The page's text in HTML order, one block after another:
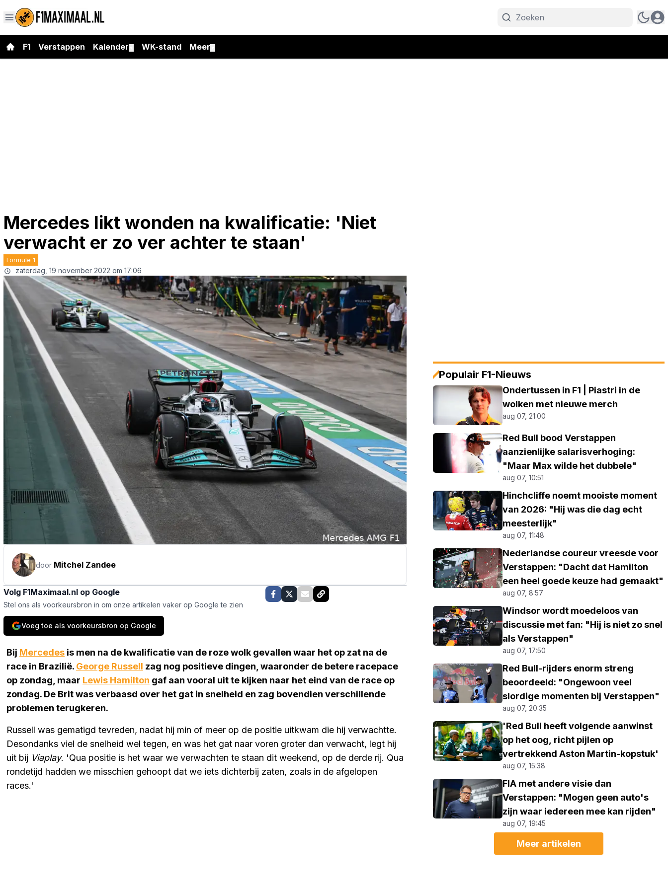
F1 Verstappen Kalender WK-stand Meer
Mercedes likt wonden na kwalificatie: 'Niet
verwacht er zo ver achter te staan'
Formule 1
zaterdag, 19 november 2022 om 17:06
door Mitchel Zandee
Volg F1Maximaal.nl op Google
Stel ons als voorkeursbron in om onze artikelen vaker op Google te zien
Voeg toe als voorkeursbron op Google
Bij Mercedes is men na de kwalificatie van de roze wolk gevallen waar het op zat na de
race in Brazilië. George Russell zag nog positieve dingen, waaronder de betere racepace
op zondag, maar Lewis Hamilton gaf aan vooral uit te kijken naar het eind van de race op
zondag. De Brit was verbaasd over het gat in snelheid en zag bovendien verschillende
problemen terugkeren.
Russell was gematigd tevreden, nadat hij min of meer op de positie uitkwam die hij verwachtte.
Desondanks viel de snelheid wel tegen, en was het gat naar voren groter dan verwacht, legt hij
uit bij Viaplay. 'Qua positie is het waar we verwachten te staan dit weekend, op de derde rij. Qua
rondetijd hadden we misschien gehoopt dat we iets dichterbij zaten, zoals in de afgelopen
races.'
Populair F1-Nieuws
Ondertussen in F1 | Piastri in de
wolken met nieuwe merch
aug 07, 21:00
Red Bull bood Verstappen
aanzienlijke salarisverhoging:
"Maar Max wilde het dubbele"
aug 07, 10:51
Hinchcliffe noemt mooiste moment
van 2026: "Hij was die dag echt
meesterlijk"
aug 07, 11:48
Nederlandse coureur vreesde voor
Verstappen: "Dacht dat Hamilton
een heel goede keuze had gemaakt"
aug 07, 8:57
Windsor wordt moedeloos van
discussie met fan: "Hij is niet zo snel
als Verstappen"
aug 07, 17:50
Red Bull-rijders enorm streng
beoordeeld: "Ongewoon veel
slordige momenten bij Verstappen"
aug 07, 20:35
'Red Bull heeft volgende aanwinst
op het oog, richt pijlen op
vertrekkend Aston Martin-kopstuk'
aug 07, 15:38
FIA met andere visie dan
Verstappen: "Mogen geen auto's
zijn waar iedereen mee kan rijden"
aug 07, 19:45
Meer artikelen